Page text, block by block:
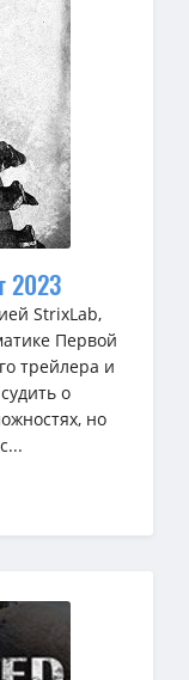
2023
StrixLab,
Первой
трейлера и
о
но